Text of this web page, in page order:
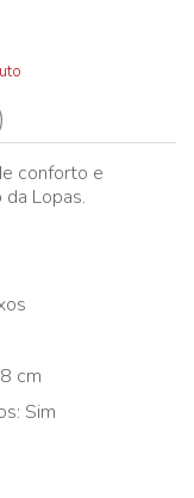
conforto e
Lopas.
cm
Sim